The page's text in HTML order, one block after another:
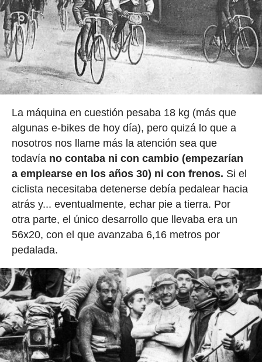
La máquina en cuestión pesaba 18 kg (más que
algunas e-bikes de hoy día), pero quizá lo que a
nosotros nos llame más la atención sea que
todavía no contaba ni con cambio (empezarían
a emplearse en los años 30) ni con frenos. Si el
ciclista necesitaba detenerse debía pedalear hacia
atrás y... eventualmente, echar pie a tierra. Por
otra parte, el único desarrollo que llevaba era un
56x20, con el que avanzaba 6,16 metros por
pedalada.